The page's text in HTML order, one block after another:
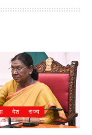
देश
राज्य